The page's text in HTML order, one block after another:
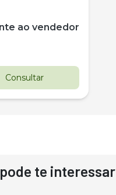
ao vendedor
Consultar
te interessar